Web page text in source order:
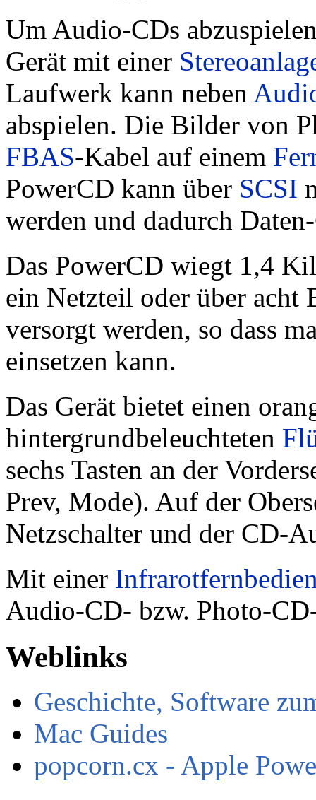
Um Audio-CDs
Gerät mit einer
Laufwerk kann neben
abspielen. Die Bilder von
FBAS-Kabel auf einem
PowerCD kann über SCSI
werden und dadurch
Das PowerCD wiegt 1,4
ein Netzteil oder über
versorgt werden, so dass
einsetzen kann.
Das Gerät bietet einen
hintergrundbeleuchteten
sechs Tasten an der
Prev, Mode). Auf der
Netzschalter und der CD-
Mit einer
Audio-CD- bzw. Photo-
Weblinks
Geschichte, Software
Mac Guides
popcorn.cx - Apple